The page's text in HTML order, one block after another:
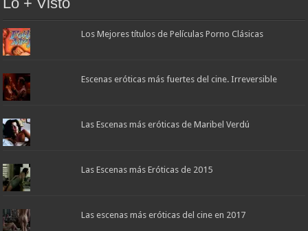
Los Mejores títulos de Películas Porno Clásicas
Escenas eróticas más fuertes del cine. Irreversible
Las Escenas más eróticas de Maribel Verdú
Las Escenas más Eróticas de 2015
Las escenas más eróticas del cine en 2017